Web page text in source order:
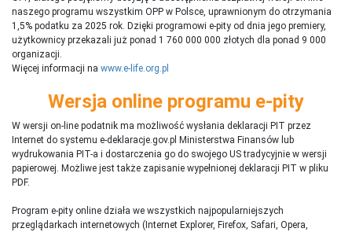
naszego programu wszystkim OPP w Polsce, uprawnionym do otrzymania
1,5% podatku za 2025 rok. Dzięki programowi e-pity od dnia jego premiery,
użytkownicy przekazali już ponad 1 760 000 000 złotych dla ponad 9 000
organizacji.
Więcej informacji na www.e-life.org.pl
Wersja online programu e-pity
W wersji on-line podatnik ma możliwość wysłania deklaracji PIT przez
Internet do systemu e-deklaracje.gov.pl Ministerstwa Finansów lub
wydrukowania PIT-a i dostarczenia go do swojego US tradycyjnie w wersji
papierowej. Możliwe jest także zapisanie wypełnionej deklaracji PIT w pliku
PDF.
Program e-pity online działa we wszystkich najpopularniejszych
przeglądarkach internetowych (Internet Explorer, Firefox, Safari, Opera,